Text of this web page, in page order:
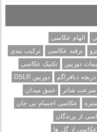
الهام عکاسی
ایزو ترفند عکاسی
ترکیب بندی
دوربین
تکنیک عکاسی
دریچه دیافراگم
دوربین DSLR
سرعت شاتر
عمق میدان
عکاسی اجسام بی جان
از پرندگان
عکاسی از گل ها